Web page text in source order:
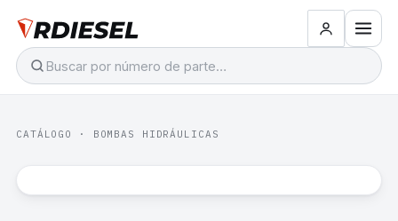
CATÁLOGO · BOMBAS HIDRÁULICAS